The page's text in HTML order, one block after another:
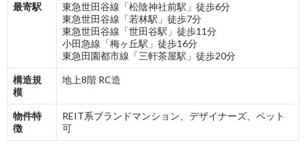
最寄駅
東急世田谷線「松陰神社前駅」徒歩6分
東急世田谷線「若林駅」徒歩7分
東急世田谷線「世田谷駅」徒歩11分
小田急線「梅ヶ丘駅」徒歩16分
東急田園都市線「三軒茶屋駅」徒歩20分
構造規
模
地上8階 RC造
物件特
徴
REIT系ブランドマンション、デザイナーズ、ペット
可